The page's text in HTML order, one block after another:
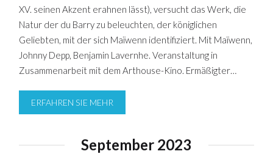
XV. seinen Akzent erahnen lässt), versucht das Werk, die
Natur der du Barry zu beleuchten, der königlichen
Geliebten, mit der sich Maïwenn identifiziert. Mit Maïwenn,
Johnny Depp, Benjamin Lavernhe. Veranstaltung in
Zusammenarbeit mit dem Arthouse-Kino. Ermäßigter…
ERFAHREN SIE MEHR
September 2023